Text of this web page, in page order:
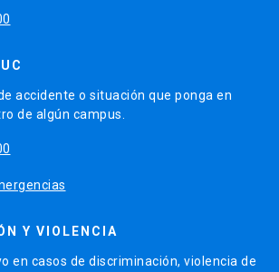
accidente o situación que ponga en
de algún campus.
Y VIOLENCIA
en casos de discriminación, violencia de